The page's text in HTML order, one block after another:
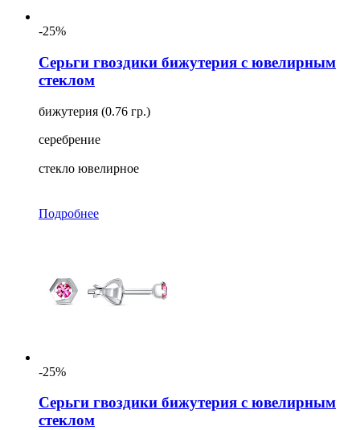
-25%
Серьги гвоздики бижутерия с ювелирным
стеклом
бижутерия (0.76 гр.)
серебрение
стекло ювелирное
Подробнее
-25%
Серьги гвоздики бижутерия с ювелирным
стеклом